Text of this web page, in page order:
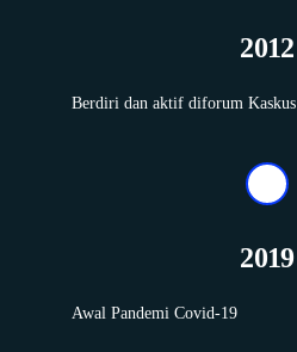
2012
Berdiri dan aktif diforum Kaskus
2019
Awal Pandemi Covid-19